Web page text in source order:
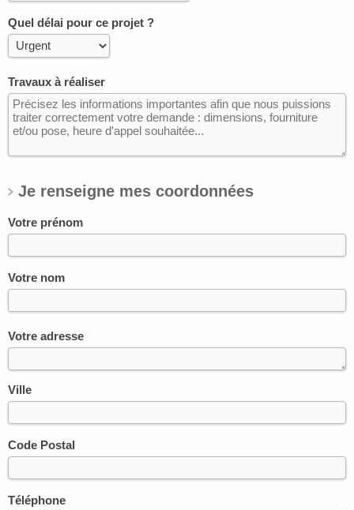
Quel délai pour ce projet ?
Travaux à réaliser
Je renseigne mes coordonnées
Votre prénom
Votre nom
Votre adresse
Ville
Code Postal
Téléphone